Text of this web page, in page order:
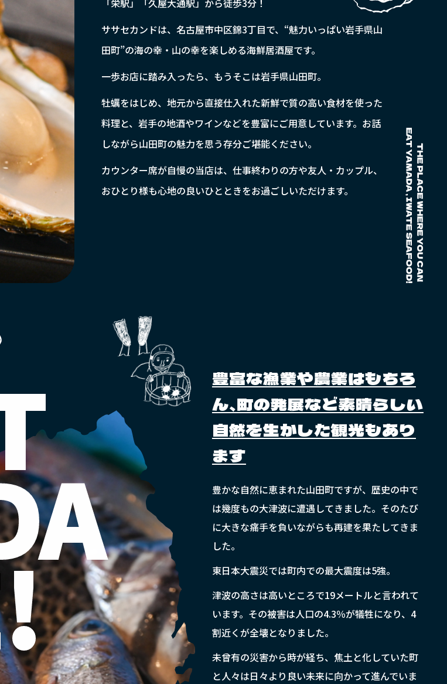
ササセカンドは、名古屋市中区錦3丁目で、“魅力いっぱい岩手県山
田町”の海の幸・山の幸を楽しめる海鮮居酒屋です。
一歩お店に踏み入ったら、もうそこは岩手県山田町。
牡蠣をはじめ、地元から直接仕入れた新鮮で質の高い食材を使った
料理と、岩手の地酒やワインなどを豊富にご用意しています。お話
しながら山田町の魅力を思う存分ご堪能ください。
カウンター席が自慢の当店は、仕事終わりの方や友人・カップル、
おひとり様も心地の良いひとときをお過ごしいただけます。
豊富な漁業や農業はもちろ
ん、町の発展など素晴らしい
自然を生かした観光もあり
ます
豊かな自然に恵まれた山田町ですが、歴史の中で
は幾度もの大津波に遭遇してきました。そのたび
に大きな痛手を負いながらも再建を果たしてきま
した。
東日本大震災では町内での最大震度は5強。
津波の高さは高いところで19メートルと言われて
います。その被害は人口の4.3％が犠牲になり、4
割近くが全壊となりました。
未曾有の災害から時が経ち、焦土と化していた町
と人々は日々より良い未来に向かって進んでいま